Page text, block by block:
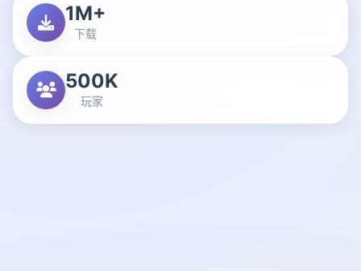
1M+
下载
500K
玩家